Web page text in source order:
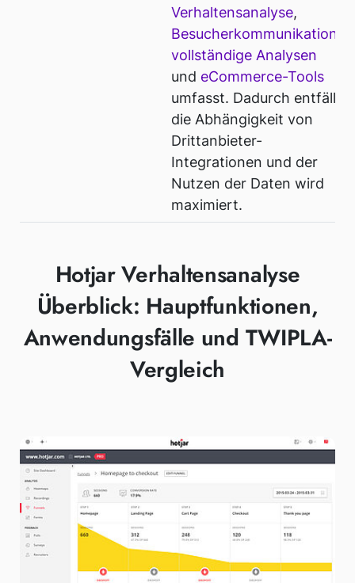
Verhaltensanalyse,
Besucherkommunikation
vollständige Analysen
und eCommerce-Tools
umfasst. Dadurch entfällt
die Abhängigkeit von
Drittanbieter-
Integrationen und der
Nutzen der Daten wird
maximiert.
Hotjar Verhaltensanalyse
Überblick: Hauptfunktionen,
Anwendungsfälle und TWIPLA-
Vergleich